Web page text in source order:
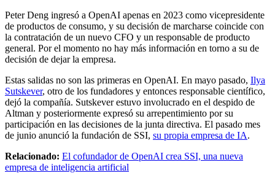
Peter Deng ingresó a OpenAI apenas en 2023 como vicepresidente
de productos de consumo, y su decisión de marcharse coincide con
la contratación de un nuevo CFO y un responsable de producto
general. Por el momento no hay más información en torno a su de
decisión de dejar la empresa.
Estas salidas no son las primeras en OpenAI. En mayo pasado, Ilya
Sutskever, otro de los fundadores y entonces responsable científico,
dejó la compañía. Sutskever estuvo involucrado en el despido de
Altman y posteriormente expresó su arrepentimiento por su
participación en las decisiones de la junta directiva. El pasado mes
de junio anunció la fundación de SSI, su propia empresa de IA.
Relacionado: El cofundador de OpenAI crea SSI, una nueva
empresa de inteligencia artificial